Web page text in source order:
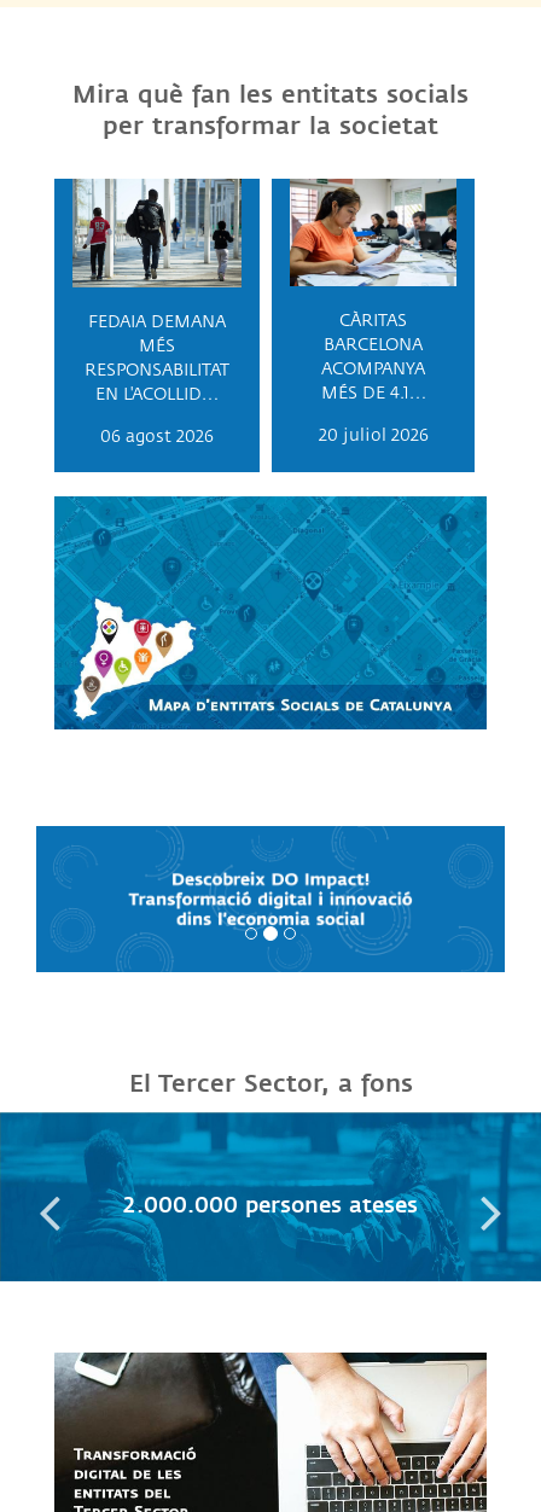
Mira què fan les entitats socials
per transformar la societat
FEDAIA DEMANA
MÉS
RESPONSABILITAT
EN L'ACOLLID…
06 agost 2026
CÀRITAS
BARCELONA
ACOMPANYA
MÉS DE 4.1…
20 juliol 2026
Link al mapa
El Tercer Sector, a fons
2.000.000 persones ateses
Link a m4social